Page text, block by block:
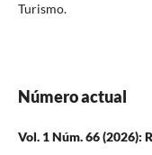
Turismo.
Número actual
Vol. 1 Núm. 66 (2026):